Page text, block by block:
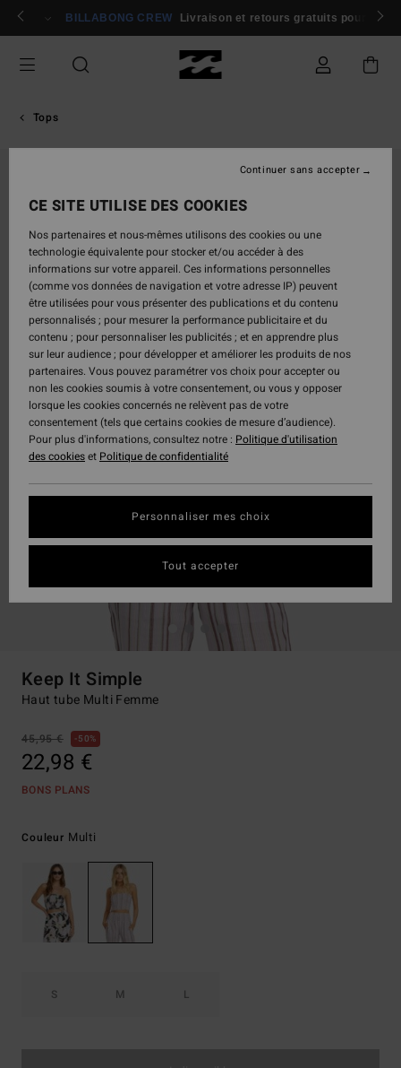
Passer
🏄 Participer
BILLABONG CREW Livraison et retours gratuits pour les
Tops
Keep It Simple
Haut tube Multi Femme
45,95 € 50%
22,98 €
BONS PLANS
Couleur Multi
S M L
CE SITE UTILISE DES COOKIES
Nos partenaires et nous-mêmes utilisons des cookies ou une
technologie équivalente pour stocker et/ou accéder à des
informations sur votre appareil. Ces informations personnelles
(comme vos données de navigation et votre adresse IP) peuvent
être utilisées pour vous présenter des publications et du contenu
personnalisés ; pour mesurer la performance publicitaire et du
contenu ; pour personnaliser les publicités ; et en apprendre plus
sur leur audience ; pour développer et améliorer les produits de nos
partenaires. Vous pouvez paramétrer vos choix pour accepter ou
non les cookies soumis à votre consentement, ou vous y opposer
lorsque les cookies concernés ne relèvent pas de votre
consentement (tels que certains cookies de mesure d’audience).
Pour plus d'informations, consultez notre : Politique d'utilisation
des cookieset Politique de confidentialité
Personnaliser mes choix
Continuer sans accepter
Tout accepter